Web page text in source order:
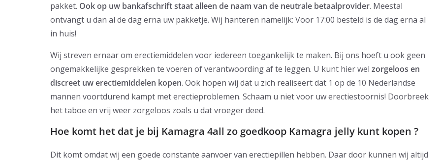
pakket. Ook op uw bankafschrift staat alleen de naam van de neutrale betaalprovider. Meestal
ontvangt u dan al de dag erna uw pakketje. Wij hanteren namelijk: Voor 17:00 besteld is de dag erna al
in huis!
Wij streven ernaar om erectiemiddelen voor iedereen toegankelijk te maken. Bij ons hoeft u ook geen
ongemakkelijke gesprekken te voeren of verantwoording af te leggen. U kunt hier wel zorgeloos en
discreet uw erectiemiddelen kopen. Ook hopen wij dat u zich realiseert dat 1 op de 10 Nederlandse
mannen voortdurend kampt met erectieproblemen. Schaam u niet voor uw erectiestoornis! Doorbreek
het taboe en vrij weer zorgeloos zoals u dat vroeger deed.
Hoe komt het dat je bij Kamagra 4all zo goedkoop Kamagra jelly kunt kopen ?
Dit komt omdat wij een goede constante aanvoer van erectiepillen hebben. Daar door kunnen wij altijd